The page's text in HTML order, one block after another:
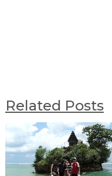
Related Posts